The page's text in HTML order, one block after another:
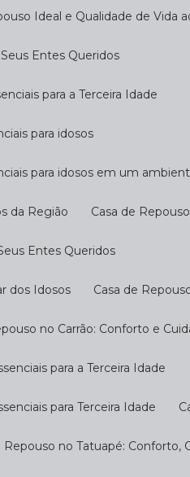
Ideal e Qualidade de Vida
Entes Queridos
para a Terceira Idade
para idosos
para idosos em um
da Região Casa de
Entes Queridos
dos Idosos Casa de
no Carrão: Conforto e
para a Terceira Idade
para Terceira Idade
Repouso no Tatuapé: